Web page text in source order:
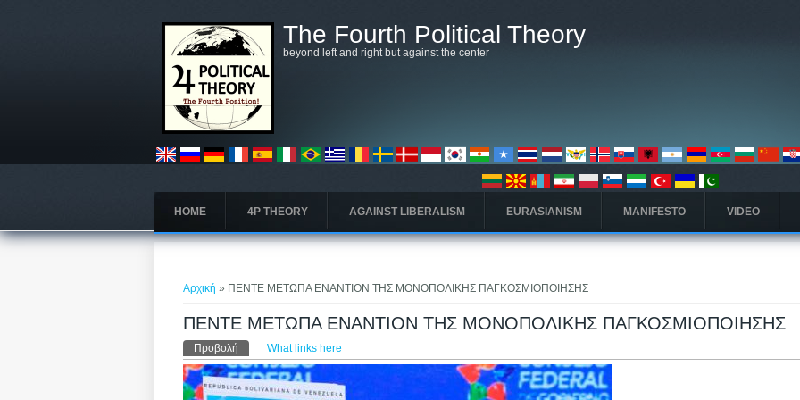
The Fourth Political Theory
beyond left and right but against the center
HOME 4P THEORY AGAINST LIBERALISM EURASIANISM MANIFESTO VIDEO
Αρχική » ΠΕΝΤΕ ΜΕΤΩΠΑ ΕΝΑΝΤΙΟΝ ΤΗΣ ΜΟΝΟΠΟΛΙΚΗΣ ΠΑΓΚΟΣΜΙΟΠΟΙΗΣΗΣ
ΠΕΝΤΕ ΜΕΤΩΠΑ ΕΝΑΝΤΙΟΝ ΤΗΣ ΜΟΝΟΠΟΛΙΚΗΣ ΠΑΓΚΟΣΜΙΟΠΟΙΗΣΗΣ
Πρωτεύουσες καρτέλες
Προβολή (ενεργή καρτέλα)
What links here